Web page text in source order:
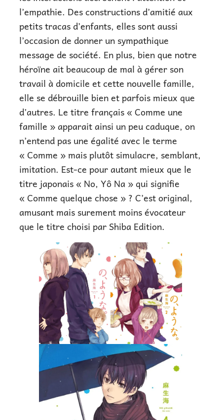
l’empathie. Des constructions d’amitié aux
petits tracas d’enfants, elles sont aussi
l’occasion de donner un sympathique
message de société. En plus, bien que notre
héroïne ait beaucoup de mal à gérer son
travail à domicile et cette nouvelle famille,
elle se débrouille bien et parfois mieux que
d’autres. Le titre français « Comme une
famille » apparait ainsi un peu caduque, on
n’entend pas une égalité avec le terme
« Comme » mais plutôt simulacre, semblant,
imitation. Est-ce pour autant mieux que le
titre japonais « No, Yô Na » qui signifie
« Comme quelque chose » ? C’est original,
amusant mais surement moins évocateur
que le titre choisi par Shiba Edition.